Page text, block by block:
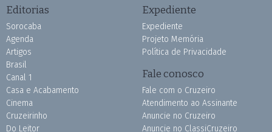
Editorias
Sorocaba
Agenda
Artigos
Brasil
Canal 1
Casa e Acabamento
Cinema
Cruzeirinho
Do Leitor
Expediente
Expediente
Projeto Memória
Política de Privacidade
Fale conosco
Fale com o Cruzeiro
Atendimento ao Assinante
Anuncie no Cruzeiro
Anuncie no ClassiCruzeiro